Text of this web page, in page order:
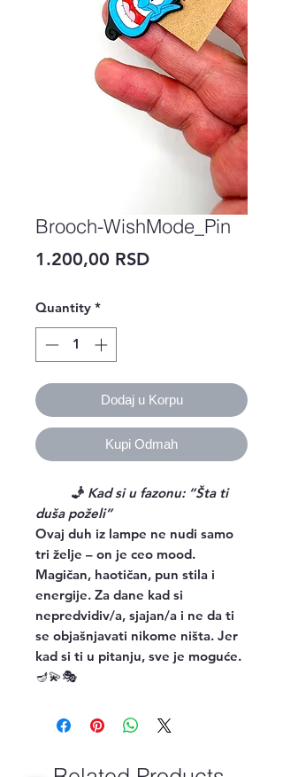
Brooch-WishMode_Pin
1.200,00 RSDPrice
Quantity *
Dodaj u Korpu
Kupi Odmah
🧞 Kad si u fazonu: “Šta ti
duša poželi”
Ovaj duh iz lampe ne nudi samo
tri želje – on je ceo mood.
Magičan, haotičan, pun stila i
energije. Za dane kad si
nepredvidiv/a, sjajan/a i ne da ti
se objašnjavati nikome ništa. Jer
kad si ti u pitanju, sve je moguće.
🪔💫🎭